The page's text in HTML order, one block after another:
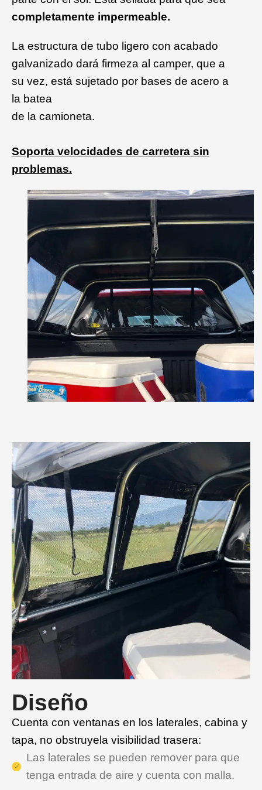
completamente impermeable.
La estructura de tubo ligero con acabado
galvanizado dará firmeza al camper, que a
su vez, está sujetado por bases de acero a
la batea
de la camioneta.
Soporta velocidades de carretera sin
problemas.
Diseño
Cuenta con ventanas en los laterales, cabina y
tapa, no obstruyela visibilidad trasera:
Las laterales se pueden remover para que
tenga entrada de aire y cuenta con malla.